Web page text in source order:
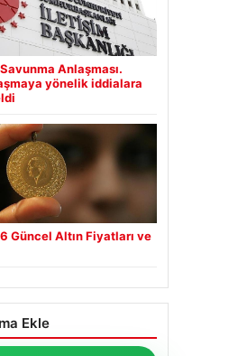
Anlaşması.
yönelik iddialara
Güncel Altın Fiyatları ve
Ekle